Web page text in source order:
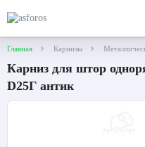
Главная Карнизы
Карниз для штор
D25Г антик